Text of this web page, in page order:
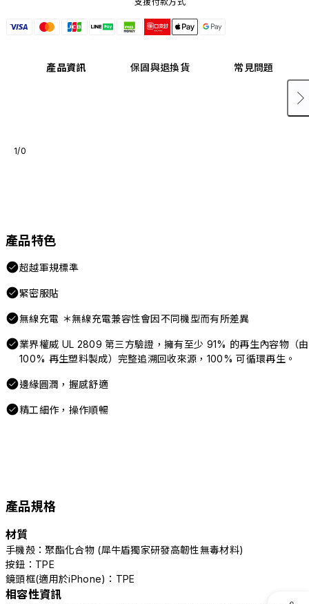
產品資訊 保固與退換貨 常見問題
1/0
產品特色
超越軍規標準
緊密服貼
無線充電 ＊無線充電兼容性會因不同機型而有所差異
業界權威 UL 2809 第三方驗證，擁有至少 91% 的再生內容物（由
100% 再生塑料製成）完整追溯回收來源，100% 可循環再生。
邊緣圓潤，握感舒適
精工細作，操作順暢
產品規格
材質
手機殼：聚酯化合物 (犀牛盾獨家研發高韌性無毒材料)
按鈕：TPE
鏡頭框(適用於iPhone)：TPE
相容性資訊